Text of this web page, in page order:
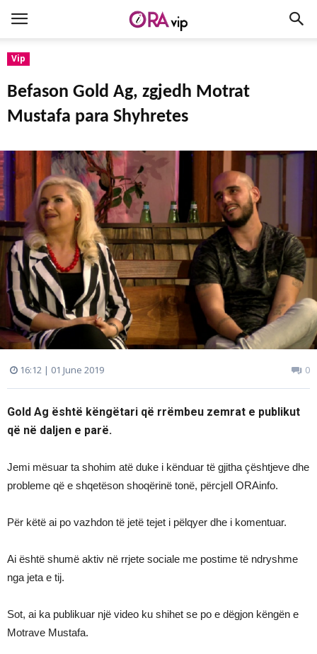
Vip
Befason Gold Ag, zgjedh Motrat
Mustafa para Shyhretes
16:12 | 01 June 2019 0
Gold Ag është këngëtari që rrëmbeu zemrat e publikut
që në daljen e parë.
Jemi mësuar ta shohim atë duke i kënduar të gjitha çështjeve dhe
probleme që e shqetëson shoqërinë tonë, përcjell ORAinfo.
Për këtë ai po vazhdon të jetë tejet i pëlqyer dhe i komentuar.
Ai është shumë aktiv në rrjete sociale me postime të ndryshme
nga jeta e tij.
Sot, ai ka publikuar një video ku shihet se po e dëgjon këngën e
Motrave Mustafa.